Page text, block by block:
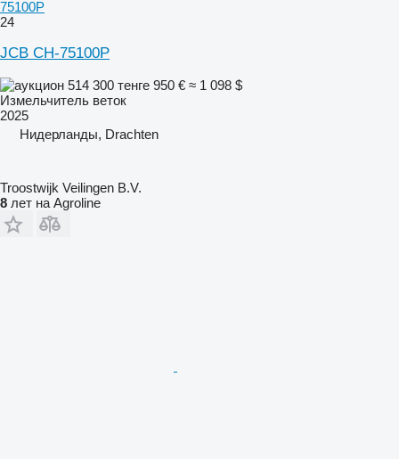
75100P
24
JCB CH-75100P
514 300 тенге 950 € ≈ 1 098 $
Измельчитель веток
2025
Нидерланды, Drachten
Troostwijk Veilingen B.V.
8 лет на Agroline